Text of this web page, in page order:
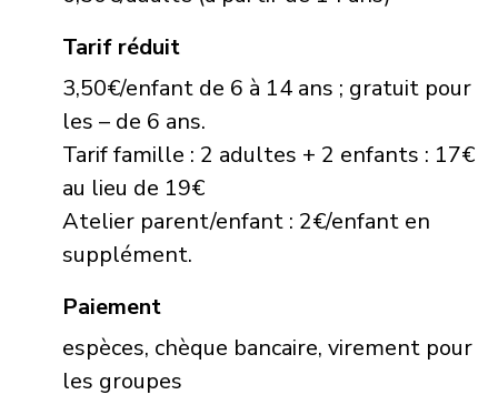
Tarif réduit
3,50€/enfant de 6 à 14 ans ; gratuit pour
les – de 6 ans.
Tarif famille : 2 adultes + 2 enfants : 17€
au lieu de 19€
Atelier parent/enfant : 2€/enfant en
supplément.
Paiement
espèces, chèque bancaire, virement pour
les groupes